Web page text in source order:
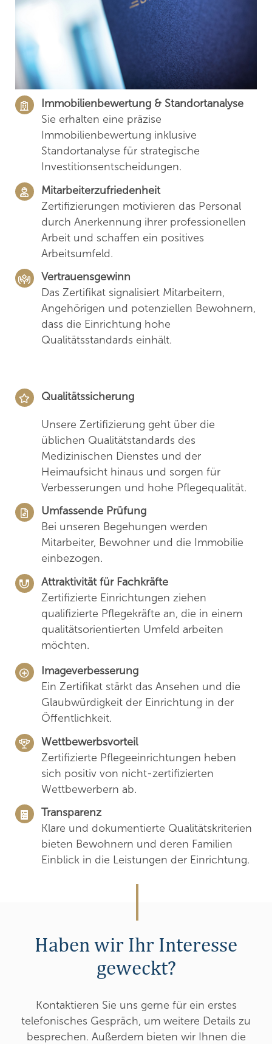
Immobilienbewertung & Standortanalyse
Sie erhalten eine präzise
Immobilienbewertung inklusive
Standortanalyse für strategische
Investitionsentscheidungen.
Mitarbeiterzufriedenheit
Zertifizierungen motivieren das Personal
durch Anerkennung ihrer professionellen
Arbeit und schaffen ein positives
Arbeitsumfeld.
Vertrauensgewinn
Das Zertifikat signalisiert Mitarbeitern,
Angehörigen und potenziellen Bewohnern,
dass die Einrichtung hohe
Qualitätsstandards einhält.
Qualitätssicherung
Unsere Zertifizierung geht über die
üblichen Qualitätstandards des
Medizinischen Dienstes und der
Heimaufsicht hinaus und sorgen für
Verbesserungen und hohe Pflegequalität.
Umfassende Prüfung
Bei unseren Begehungen werden
Mitarbeiter, Bewohner und die Immobilie
einbezogen.
Attraktivität für Fachkräfte
Zertifizierte Einrichtungen ziehen
qualifizierte Pflegekräfte an, die in einem
qualitätsorientierten Umfeld arbeiten
möchten.
Imageverbesserung
Ein Zertifikat stärkt das Ansehen und die
Glaubwürdigkeit der Einrichtung in der
Öffentlichkeit.
Wettbewerbsvorteil
Zertifizierte Pflegeeinrichtungen heben
sich positiv von nicht-zertifizierten
Wettbewerbern ab.
Transparenz
Klare und dokumentierte Qualitätskriterien
bieten Bewohnern und deren Familien
Einblick in die Leistungen der Einrichtung.
Haben wir Ihr Interesse
geweckt?
Kontaktieren Sie uns gerne für ein erstes
telefonisches Gespräch, um weitere Details zu
besprechen. Außerdem bieten wir Ihnen die